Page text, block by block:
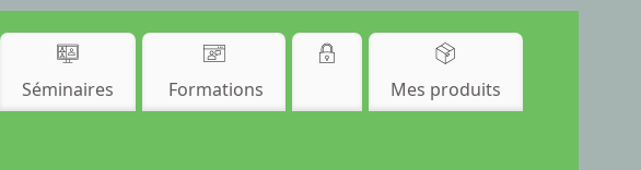
Séminaires Formations Mes produits